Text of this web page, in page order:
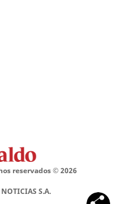
reservados ©2026
S.A.